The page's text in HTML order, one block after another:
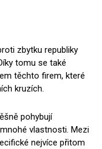
zbytku republiky
tomu se také
těchto firem, které
kruzích.
pohybují
vlastnosti. Mezi
nejvíce přitom